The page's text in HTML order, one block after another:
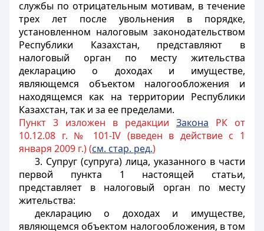
службы по отрицательным мотивам, в течение
трех лет после увольнения в порядке,
установленном налоговым законодательством
Республики Казахстан, представляют в
налоговый орган по месту жительства
декларацию о доходах и имуществе,
являющемся объектом налогообложения и
находящемся как на территории Республики
Казахстан, так и за ее пределами.
Пункт 3 изложен в редакции Закона РК от
10.12.08 г. № 101-IV (введен в действие с 1
января 2009 г.) (см. стар. ред.)
3. Супруг (супруга) лица, указанного в части
первой пункта 1 настоящей статьи,
представляет в налоговый орган по месту
жительства:
декларацию о доходах и имуществе,
являющемся объектом налогообложения, в том